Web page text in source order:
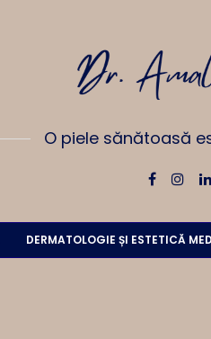
O piele sănătoasă
DERMATOLOGIE ȘI ESTETICĂ